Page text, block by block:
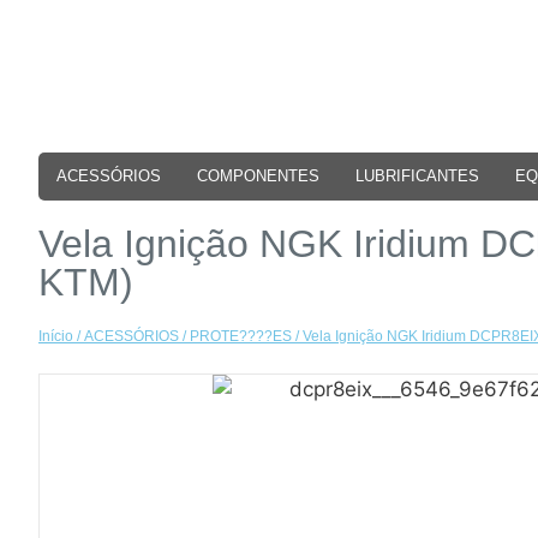
ACESSÓRIOS COMPONENTES LUBRIFICANTES
Vela Ignição NGK Iridium
KTM)
Início /ACESSÓRIOS / PROTE????ES / Vela Ignição NGK Iridium